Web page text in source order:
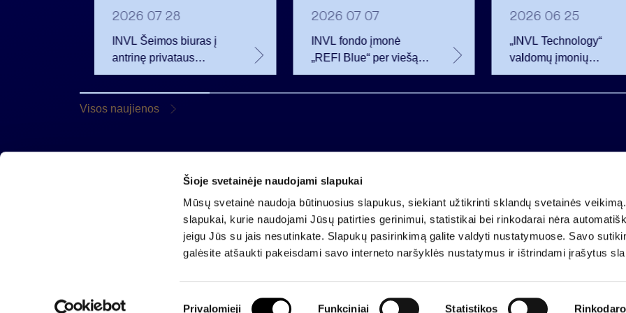
Šioje svetainėje naudojami slapukai
Mūsų svetainė naudoja būtinuosius slapukus, siekiant užtikrinti sklandų svetainės
slapukai, kurie naudojami Jūsų patirties gerinimui, statistikai bei rinkodarai nėra
jeigu Jūs su jais nesutinkate. Slapukų pasirinkimą galite valdyti nustatymuose. Savo
galėsite atšaukti pakeisdami savo interneto naršyklės nustatymus ir ištrindami įrašytus
Privalomieji Funkciniai Statistikos
2026 07 28
INVL Šeimos biuras į
antrinę privataus
kapitalo rinką
investuojantį fondą
pritraukė 17,4 mln. JAV
2026 07 07
INVL fondo įmonė
„REFI Blue“ per viešą
obligacijų emisiją
pritraukė 12 mln. eurų –
2026 06 25
„INVL Technology“
valdomų įmonių
darbuotojai realizavo
opcionus ir tapo
Visos naujienos
Gynėjų g. 14, 01110 Vilnius
info@invaldainvl.com
Įmonės kodas 121304349
PVM mokėtojo kodas LT213043414
Įregistruota VĮ Registrų centras
A.s. LT25 4010 0424 0124 2013